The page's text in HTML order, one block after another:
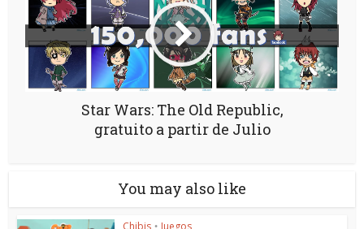
Star Wars: The Old Republic,
gratuito a partir de Julio
You may also like